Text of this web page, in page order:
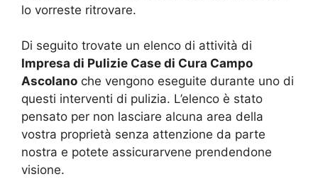
lo vorreste ritrovare.
Di seguito trovate un elenco di attività di
Impresa di Pulizie Case di Cura Campo
Ascolano che vengono eseguite durante uno di
questi interventi di pulizia. L’elenco è stato
pensato per non lasciare alcuna area della
vostra proprietà senza attenzione da parte
nostra e potete assicurarvene prendendone
visione.